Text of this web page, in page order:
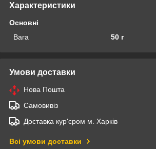
Характеристики
Основні
Вага
50 г
Умови доставки
Нова Пошта
Самовивіз
Доставка кур'єром м. Харків
Всі умови доставки